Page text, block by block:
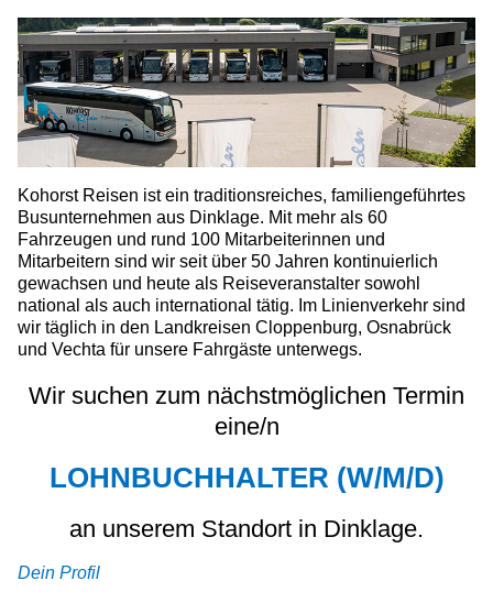
Kohorst Reisen ist ein traditionsreiches, familiengeführtes
Busunternehmen aus Dinklage. Mit mehr als 60
Fahrzeugen und rund 100 Mitarbeiterinnen und
Mitarbeitern sind wir seit über 50 Jahren kontinuierlich
gewachsen und heute als Reiseveranstalter sowohl
national als auch international tätig. Im Linienverkehr sind
wir täglich in den Landkreisen Cloppenburg, Osnabrück
und Vechta für unsere Fahrgäste unterwegs.
Wir suchen zum nächstmöglichen Termin
eine/n
LOHNBUCHHALTER (W/M/D)
an unserem Standort in Dinklage.
Dein Profil